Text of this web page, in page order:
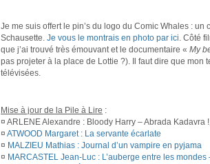
Je me suis offert le pin’s du logo du Comic Whales :
Schausette. Je vous le montrais en photo par ici. Côté
que j’ai trouvé très émouvant et le documentaire « My
pas projeter à la place de Lottie ?). Il faut dire que mon
télévisées.
Mise à jour de la Pile à Lire :
¤ ARLENE Alexandre : Bloody Harry – Abrada Kadavra
¤ ATWOOD Margaret : La servante écarlate
¤ MALZIEU Mathias : Journal d’un vampire en pyjama
¤ MARCASTEL Jean-Luc : L’auberge entre les